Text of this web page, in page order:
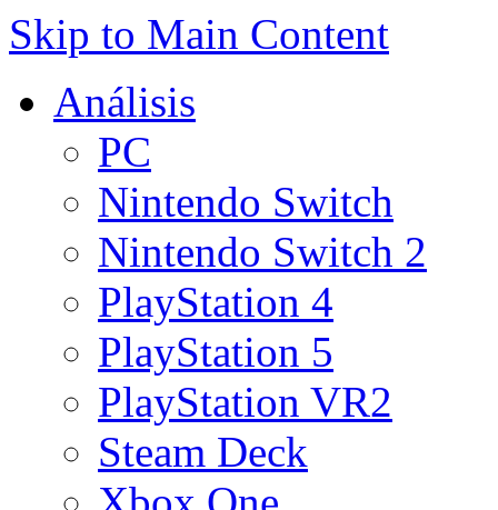
Skip to Main Content
Análisis
PC
Nintendo Switch
Nintendo Switch 2
PlayStation 4
PlayStation 5
PlayStation VR2
Steam Deck